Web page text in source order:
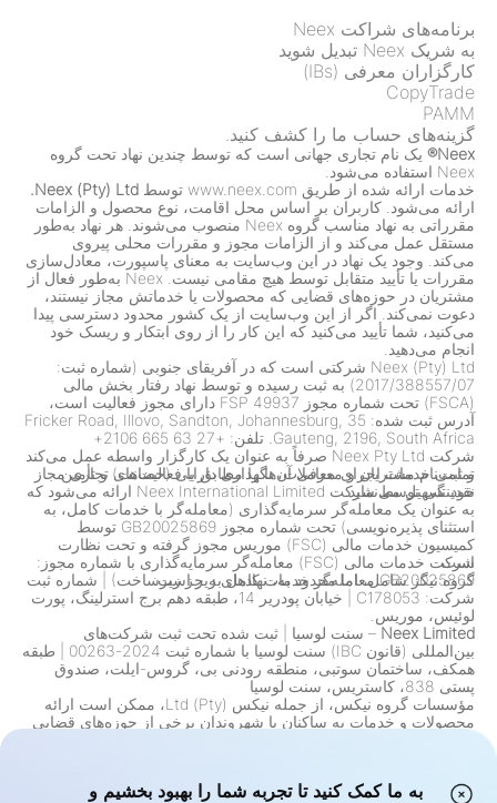
برنامه‌های شراکت Neex
به شریک Neex تبدیل شوید
کارگزاران معرفی (IBs)
CopyTrade
PAMM
گزینه‌های حساب ما را کشف کنید.
Neex®
یک نام تجاری جهانی است که توسط چندین نهاد تحت گروه
Neex استفاده می‌شود.
خدمات ارائه شده از طریق www.neex.com توسط
Neex (Pty) Ltd.
ارائه می‌شود. کاربران بر اساس محل اقامت، نوع محصول و الزامات
مقرراتی به نهاد مناسب گروه Neex منصوب می‌شوند. هر نهاد به‌طور
مستقل عمل می‌کند و از الزامات مجوز و مقررات محلی پیروی
می‌کند. وجود یک نهاد در این وب‌سایت به معنای پاسپورت، معادل‌سازی
مقررات یا تأیید متقابل توسط هیچ مقامی نیست. Neex به‌طور فعال از
مشتریان در حوزه‌های قضایی که محصولات یا خدماتش مجاز نیستند،
دعوت نمی‌کند. اگر از این وب‌سایت از یک کشور محدود دسترسی پیدا
می‌کنید، شما تأیید می‌کنید که این کار را از روی ابتکار و ریسک خود
انجام می‌دهید.
Neex (Pty) Ltd شرکتی است که در آفریقای جنوبی (شماره ثبت:
2017/388557/07) به ثبت رسیده و توسط نهاد رفتار بخش مالی
(FSCA) تحت شماره مجوز FSP 49937 دارای مجوز فعالیت است،
آدرس ثبت شده: 35 Fricker Road, Illovo, Sandton, Johannesburg,
Gauteng, 2196, South Africa. تلفن: +27 63 665 2106+
شرکت Neex Pty Ltd صرفاً به عنوان یک کارگزار واسطه عمل می‌کند
و ثبت‌نام مشتریان و معرفی آن‌ها را مطابق با فعالیت‌های تجاری مجاز
خود تسهیل می‌نماید.
تمامی خدمات اجرای معاملات، نگهداری دارایی (حضانت) و تأمین
نقدینگی توسط شرکت Neex International Limited ارائه می‌شود که
به عنوان یک معامله‌گر سرمایه‌گذاری (معامله‌گر با خدمات کامل، به
استثنای پذیره‌نویسی) تحت شماره مجوز GB20025869 توسط
کمیسیون خدمات مالی (FSC) موریس مجوز گرفته و تحت نظارت
است.
گروه نیگز شامل، اما محدود به، نهادهای زیر است:
شرکت خدمات مالی (FSC) معامله‌گر سرمایه‌گذاری با شماره مجوز:
GB20025869 معامله‌گر خدمات کامل به جز زیرساخت) | شماره ثبت
شرکت: C178053 | خیابان پودریر 14، طبقه دهم برج استرلینگ، پورت
لوئیس، موریس.
Neex Limited – سنت لوسیا
ثبت شده تحت ثبت شرکت‌های
بین‌المللی (قانون IBC) سنت لوسیا با شماره ثبت 2024-00263
طبقه
همکف، ساختمان سوتبی، منطقه رودنی بی، گروس-ایلت، صندوق
پستی 838، کاستریس، سنت لوسیا
مؤسسات گروه نیكس، از جمله نیكس (Pty) Ltd، ممکن است ارائه
محصولات و خدمات به ساکنان یا شهروندان برخی از حوزه‌های قضایی
یا مقررات ممنوع است. گروه به طور مداوم محدودیت‌های خود را بر
به ما کمک کنید تا تجربه شما را بهبود بخشیم و